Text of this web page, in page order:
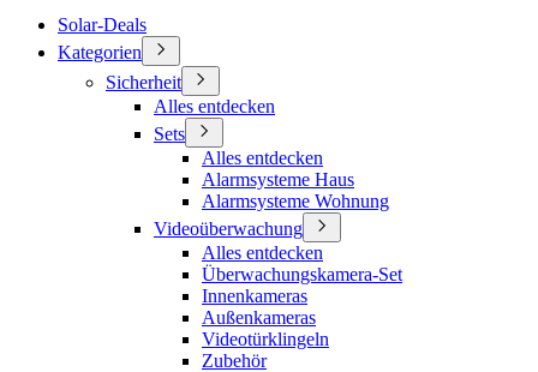
Solar-Deals
Kategorien
Sicherheit
Alles entdecken
Sets
Alles entdecken
Alarmsysteme Haus
Alarmsysteme Wohnung
Videoüberwachung
Alles entdecken
Überwachungskamera-Set
Innenkameras
Außenkameras
Videotürklingeln
Zubehör